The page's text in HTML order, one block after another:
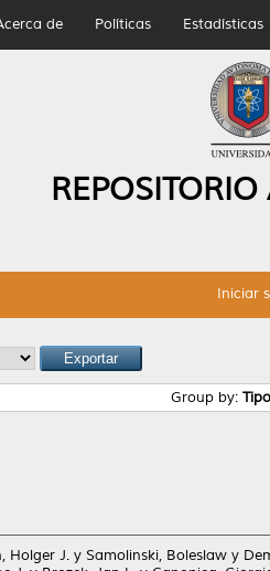
de Políticas Estadísticas
Iniciar
Group by:
Holger J. y Samolinski, Boleslaw y